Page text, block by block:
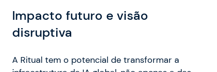
Impacto futuro e visão
disruptiva
A Ritual tem o potencial de transformar a